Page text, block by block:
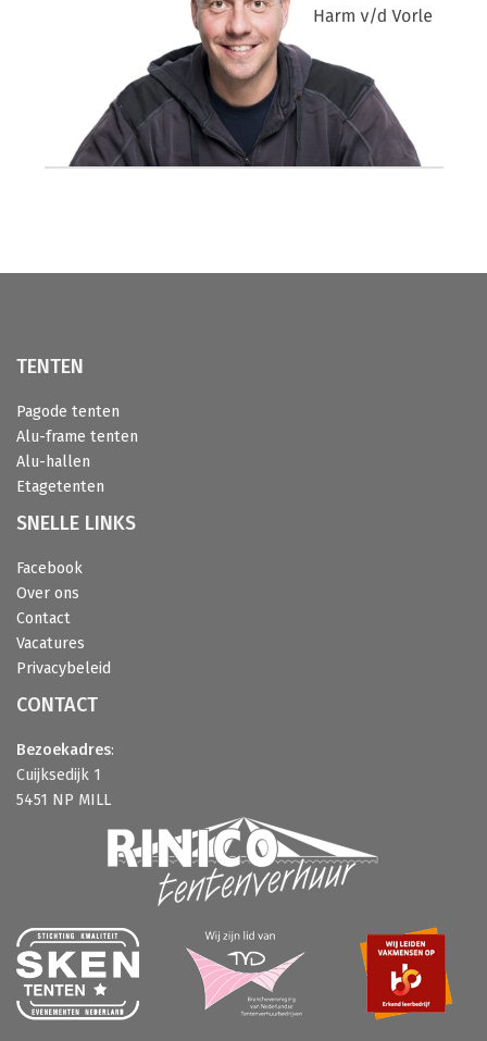
TENTEN
Pagode tenten
Alu-frame tenten
Alu-hallen
Etagetenten
SNELLE LINKS
Facebook
Over ons
Contact
Vacatures
Privacybeleid
CONTACT
Bezoekadres:
Cuijksedijk 1
5451 NP MILL